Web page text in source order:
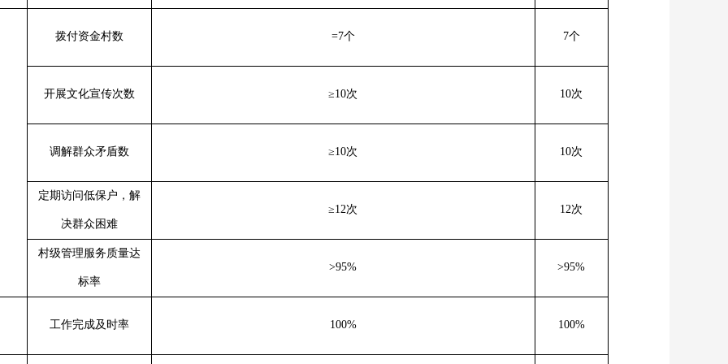
拨付资金村数 =7个 7个
开展文化宣传次数 ≥10次 10次
调解群众矛盾数 ≥10次 10次
定期访问低保户，解
决群众困难
≥12次 12次
村级管理服务质量达
标率
>95% >95%
工作完成及时率 100% 100%